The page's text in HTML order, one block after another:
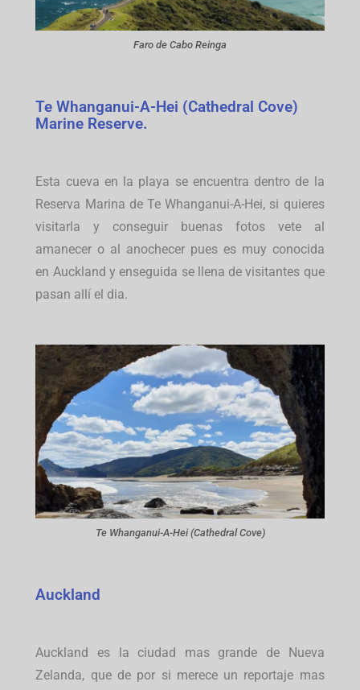
Faro de Cabo Reinga
Te Whanganui-A-Hei (Cathedral Cove)
Marine Reserve.
Esta cueva en la playa se encuentra dentro de la
Reserva Marina de Te Whanganui-A-Hei, si quieres
visitarla y conseguir buenas fotos vete al
amanecer o al anochecer pues es muy conocida
en Auckland y enseguida se llena de visitantes que
pasan allí el dia.
Te Whanganui-A-Hei (Cathedral Cove)
Auckland
Auckland es la ciudad mas grande de Nueva
Zelanda, que de por si merece un reportaje mas